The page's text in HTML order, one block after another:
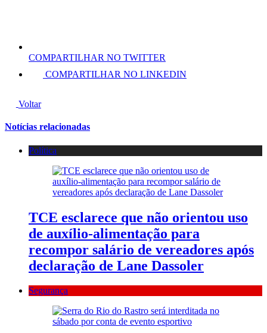
COMPARTILHAR NO TWITTER
COMPARTILHAR NO LINKEDIN
Voltar
Notícias relacionadas
Política
TCE esclarece que não orientou uso
de auxílio-alimentação para
recompor salário de vereadores após
declaração de Lane Dassoler
Segurança